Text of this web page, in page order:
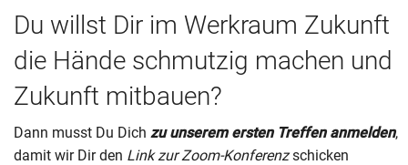
Du willst Dir im Werkraum Zukunft
die Hände schmutzig machen und
Zukunft mitbauen?
Dann musst Du Dich zu unserem ersten Treffen anmelden,
damit wir Dir den Link zur Zoom-Konferenzschicken